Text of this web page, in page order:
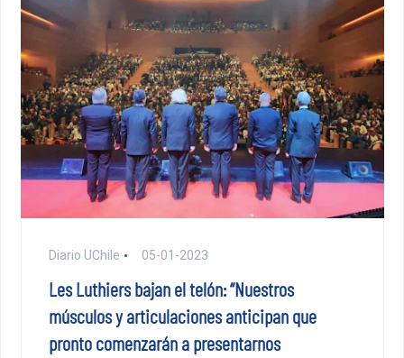
Diario UChile 05-01-2023
Les Luthiers bajan el telón: “Nuestros
músculos y articulaciones anticipan que
pronto comenzarán a presentarnos